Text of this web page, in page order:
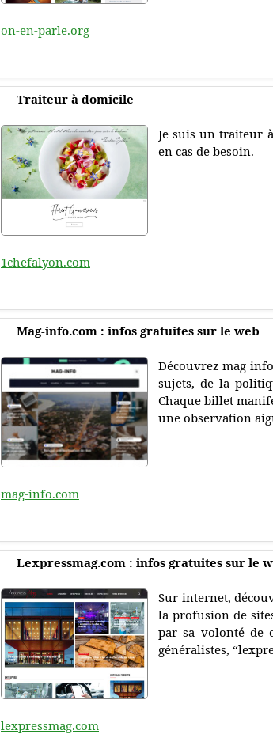
on-en-parle.org
Traiteur à domicile
Je suis un traiteur
en cas de besoin.
1chefalyon.com
Mag-info.com : infos gratuites sur le web
Découvrez mag
sujets, de la
Chaque billet
une observation
mag-info.com
Lexpressmag.com : infos gratuites sur le
Sur internet,
la profusion de
par sa volonté de
généralistes,
lexpressmag.com